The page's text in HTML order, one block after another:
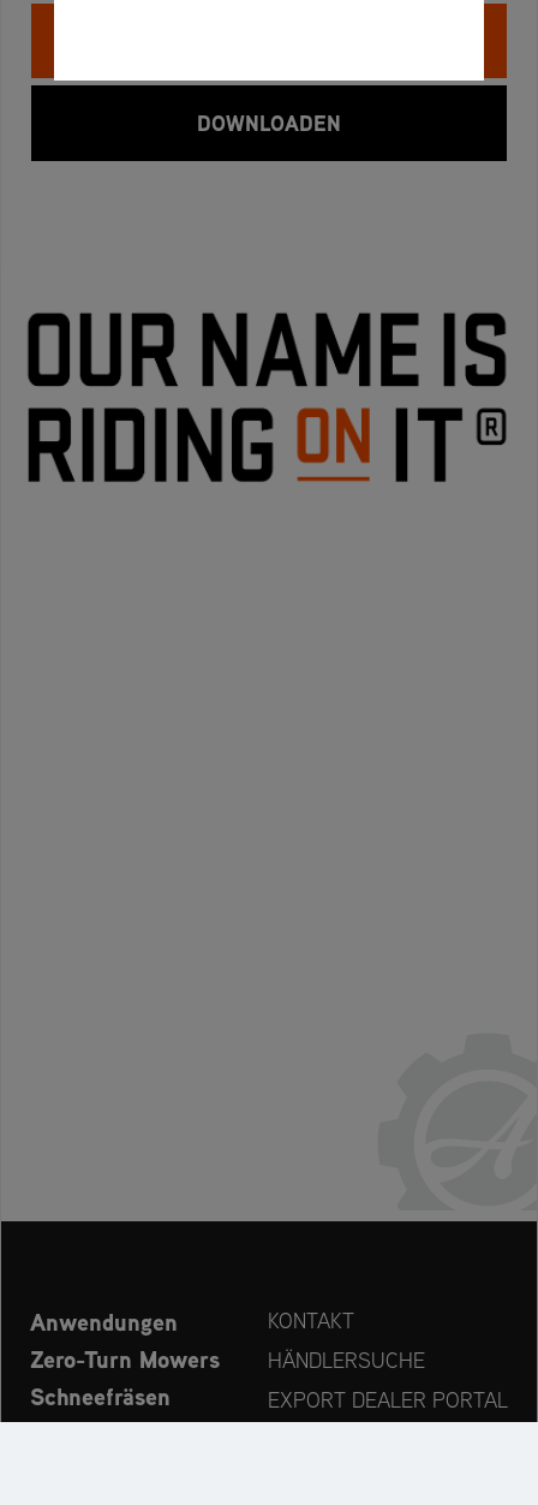
DOWNLOADEN
Anwendungen
Zero-Turn Mowers
Schneefräsen
KONTAKT
HÄNDLERSUCHE
EXPORT DEALER PORTAL